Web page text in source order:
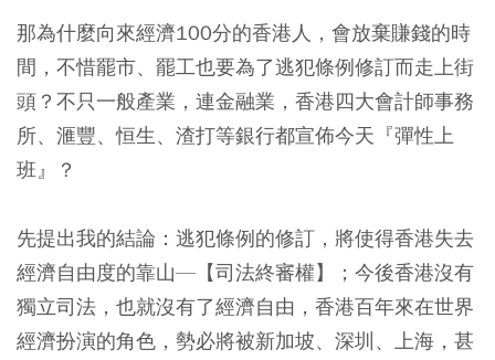
那為什麼向來經濟100分的香港人，會放棄賺錢的時
間，不惜罷市、罷工也要為了逃犯條例修訂而走上街
頭？不只一般產業，連金融業，香港四大會計師事務
所、滙豐、恒生、渣打等銀行都宣佈今天『彈性上
班』？
先提出我的結論：逃犯條例的修訂，將使得香港失去
經濟自由度的靠山—【司法終審權】；今後香港沒有
獨立司法，也就沒有了經濟自由，香港百年來在世界
經濟扮演的角色，勢必將被新加坡、深圳、上海，甚